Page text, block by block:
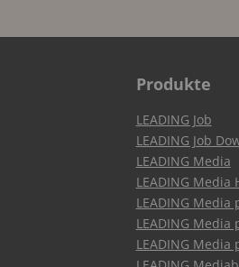
Produkte
LEADING Job
LEADING Job
LEADING Media
LEADING Media
LEADING Media
LEADING Media
LEADING Media